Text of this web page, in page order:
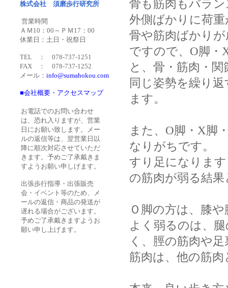
株式会社 須磨歩行研究所
営業時間
ＡＭ10：00～ＰＭ17：00
休業日：土日・祝祭日
TEL ： 078-737-1251
FAX ： 078-737-1252
メール： info@sumahokou.com
■会社概要・アクセスマップ
お電話でのお問い合わせ
は、恐れ入りますが、営業
日にお願い致します。メー
ルの返信等は、翌営業日以
降に順次対応させていただ
きます。予めご了承戴きま
すようお願い申しげます。
出張歩行指導・出張販売
会・イベント等のため、メ
ールの返信・商品の発送が
遅れる場合がございます。
予めご了承戴きますようお
願い申し上げます。
骨も筋肉もバラ
外側ばかりに荷
骨や筋肉ばかり
ですので、O脚・
と、骨・筋肉・
同じ姿勢を繰り
ます。
また、O脚・X脚
なりがちです。
すり足になりま
の筋肉が弱る結
Ｏ脚の方は、膝
よく弱るのは、
く、脛の筋肉や
筋肉は、他の筋